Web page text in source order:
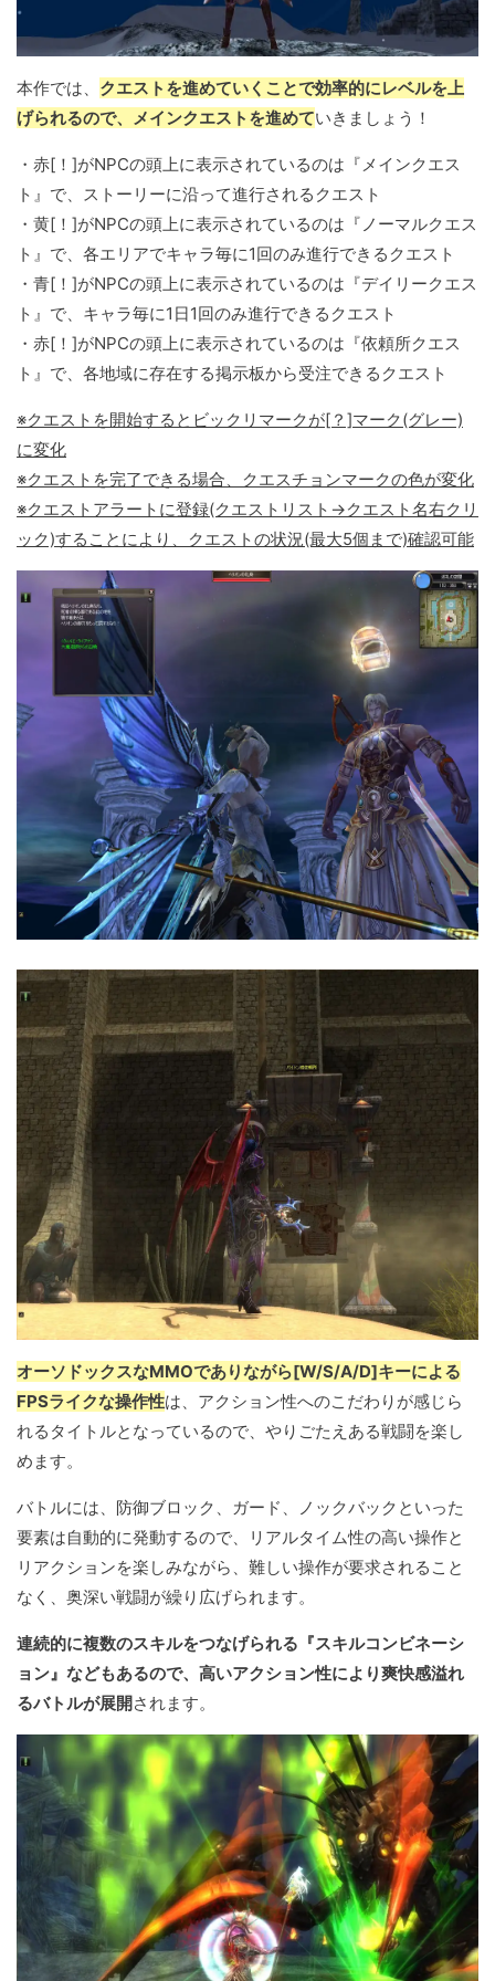
本作では、 クエストを進めていくことで効率的にレベルを上
げられるので、メインクエストを進めていきましょう！
・赤[！]がNPCの頭上に表示されているのは『メインクエス
ト』で、ストーリーに沿って進行されるクエスト
・黄[！]がNPCの頭上に表示されているのは『ノーマルクエス
ト』で、各エリアでキャラ毎に1回のみ進行できるクエスト
・青[！]がNPCの頭上に表示されているのは『デイリークエス
ト』で、キャラ毎に1日1回のみ進行できるクエスト
・赤[！]がNPCの頭上に表示されているのは『依頼所クエス
ト』で、各地域に存在する掲示板から受注できるクエスト
※クエストを開始するとビックリマークが[？]マーク(グレー)
に変化
※クエストを完了できる場合、クエスチョンマークの色が変化
※クエストアラートに登録(クエストリスト→クエスト名右クリ
ック)することにより、クエストの状況(最大5個まで)確認可能
オーソドックスなMMOでありながら[W/S/A/D]キーによる
FPSライクな操作性は、アクション性へのこだわりが感じら
れるタイトルとなっているので、やりごたえある戦闘を楽し
めます。
バトルには、防御ブロック、ガード、ノックバックといった
要素は自動的に発動するので、リアルタイム性の高い操作と
リアクションを楽しみながら、難しい操作が要求されること
なく、奥深い戦闘が繰り広げられます。
連続的に複数のスキルをつなげられる『スキルコンビネーシ
ョン』などもあるので、高いアクション性により爽快感溢れ
るバトルが展開されます。